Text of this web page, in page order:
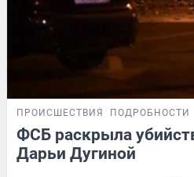
ПРОИСШЕСТВИЯ ПОДРОБНОСТИ
ФСБ раскрыла
Дарьи Дугиной